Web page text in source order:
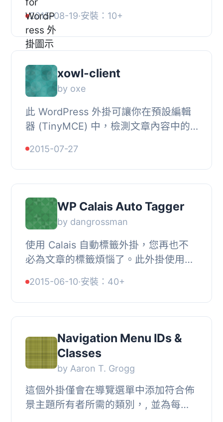
個古代世界連結資料的 JavaScript 函
式庫。本外掛會根據與古代世界研究相
關之穩定...
2015-08-19·安裝：10+
xowl-client
by oxe
此 WordPress 外掛可讓你在預設編輯
器 (TinyMCE) 中，檢測文章內容中的
百科頁面，以提供更多閱讀資訊。
2015-07-27
WP Calais Auto Tagger
by dangrossman
使用 Calais 自動標籤外掛，您再也不
必為文章的標籤煩惱了。此外掛使用
分析，並為您建議適合的標籤。僅需點
擊即可將它們...
2015-06-10·安裝：40+
Navigation Menu IDs &
Classes
by Aaron T. Grogg
這個外掛僅會在導覽選單中添加符合佈
景主題所有者所需的類別，, 並為每個